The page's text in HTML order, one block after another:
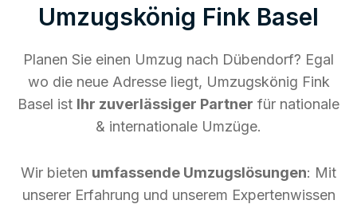
Umzugskönig Fink Basel
Planen Sie einen Umzug nach Dübendorf? Egal
wo die neue Adresse liegt, Umzugskönig Fink
Basel ist Ihr zuverlässiger Partner für nationale
& internationale Umzüge.
Wir bieten umfassende Umzugslösungen: Mit
unserer Erfahrung und unserem Expertenwissen